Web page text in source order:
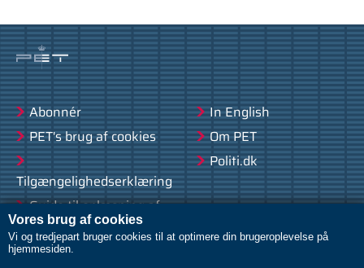
Vores brug af cookies
Vi og tredjepart bruger cookies til at optimere din brugeroplevelse på
hjemmesiden.
Abonnér
PET's brug af cookies
Tilgængelighedserklæring
Guide til oplæsning af
tekst
In English
Om PET
Politi.dk